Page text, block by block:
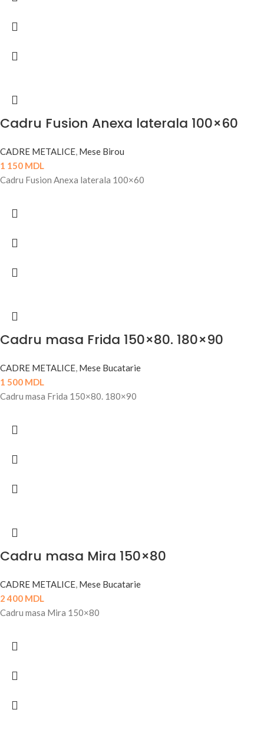
Cadru Fusion Anexa laterala 100×60
CADRE METALICE, Mese Birou
1 150 MDL
Cadru Fusion Anexa laterala 100×60
Cadru masa Frida 150×80. 180×90
CADRE METALICE, Mese Bucatarie
1 500 MDL
Cadru masa Frida 150×80. 180×90
Cadru masa Mira 150×80
CADRE METALICE, Mese Bucatarie
2 400 MDL
Cadru masa Mira 150×80